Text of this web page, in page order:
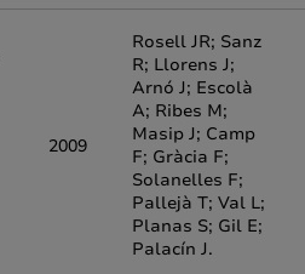
2009
Rosell JR; Sanz
R; Llorens J;
Arnó J; Escolà
A; Ribes M;
Masip J; Camp
F; Gràcia F;
Solanelles F;
Pallejà T; Val L;
Planas S; Gil E;
Palacín J.